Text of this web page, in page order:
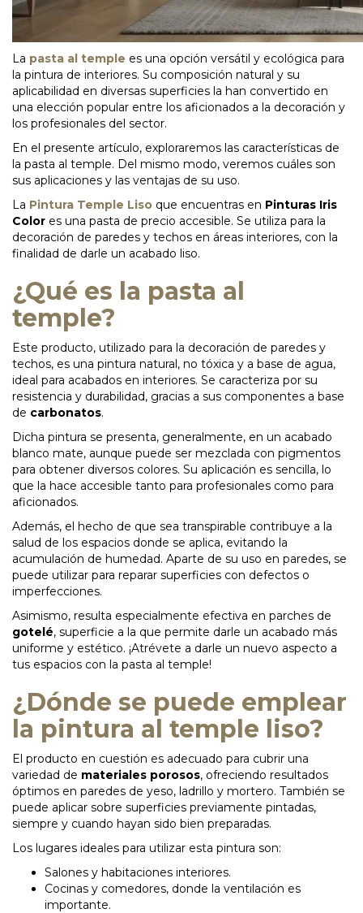
La pasta al temple es una opción versátil y ecológica para
la pintura de interiores. Su composición natural y su
aplicabilidad en diversas superficies la han convertido en
una elección popular entre los aficionados a la decoración y
los profesionales del sector.
En el presente artículo, exploraremos las características de
la pasta al temple. Del mismo modo, veremos cuáles son
sus aplicaciones y las ventajas de su uso.
La Pintura Temple Liso que encuentras en Pinturas Iris
Color es una pasta de precio accesible. Se utiliza para la
decoración de paredes y techos en áreas interiores, con la
finalidad de darle un acabado liso.
¿Qué es la pasta al
temple?
Este producto, utilizado para la decoración de paredes y
techos, es una pintura natural, no tóxica y a base de agua,
ideal para acabados en interiores. Se caracteriza por su
resistencia y durabilidad, gracias a sus componentes a base
de carbonatos.
Dicha pintura se presenta, generalmente, en un acabado
blanco mate, aunque puede ser mezclada con pigmentos
para obtener diversos colores. Su aplicación es sencilla, lo
que la hace accesible tanto para profesionales como para
aficionados.
Además, el hecho de que sea transpirable contribuye a la
salud de los espacios donde se aplica, evitando la
acumulación de humedad. Aparte de su uso en paredes, se
puede utilizar para reparar superficies con defectos o
imperfecciones.
Asimismo, resulta especialmente efectiva en parches de
gotelé, superficie a la que permite darle un acabado más
uniforme y estético. ¡Atrévete a darle un nuevo aspecto a
tus espacios con la pasta al temple!
¿Dónde se puede emplear
la pintura al temple liso?
El producto en cuestión es adecuado para cubrir una
variedad de materiales porosos, ofreciendo resultados
óptimos en paredes de yeso, ladrillo y mortero. También se
puede aplicar sobre superficies previamente pintadas,
siempre y cuando hayan sido bien preparadas.
Los lugares ideales para utilizar esta pintura son:
Salones y habitaciones interiores.
Cocinas y comedores, donde la ventilación es
importante.